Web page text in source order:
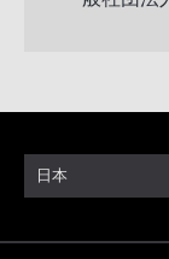
日本